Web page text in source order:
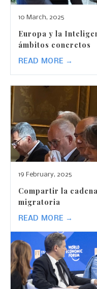
10 March, 2025
Europa y la
ámbitos concretos
READ MORE →
19 February, 2025
Compartir la
migratoria
READ MORE →